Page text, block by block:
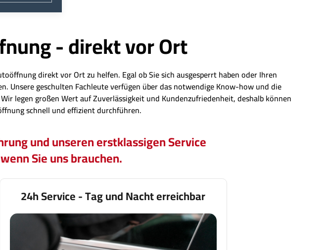
- direkt vor Ort
direkt vor Ort zu helfen. Egal ob Sie sich ausgesperrt haben oder Ihren
Unsere geschulten Fachleute verfügen über das notwendige Know-how und die
legen großen Wert auf Zuverlässigkeit und Kundenzufriedenheit, deshalb können
schnell und effizient durchführen.
und unseren erstklassigen Service
Sie uns brauchen.
24h Service - Tag und Nacht erreichbar